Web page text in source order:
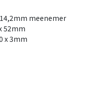
meenemer
52mm
x 3mm